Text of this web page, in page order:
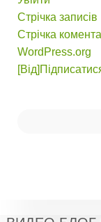
Стрічка записів
Стрічка
WordPress.org